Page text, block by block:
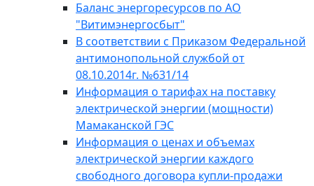
Баланс энергоресурсов по АО
"Витимэнергосбыт"
В соответствии с Приказом Федеральной
антимонопольной службой от
08.10.2014г. №631/14
Информация о тарифах на поставку
электрической энергии (мощности)
Мамаканской ГЭС
Информация о ценах и объемах
электрической энергии каждого
свободного договора купли-продажи